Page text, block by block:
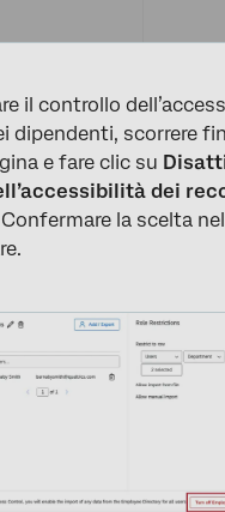
il controllo
dipendenti, scorrere
e fare clic su
dei
Confermare la scelta